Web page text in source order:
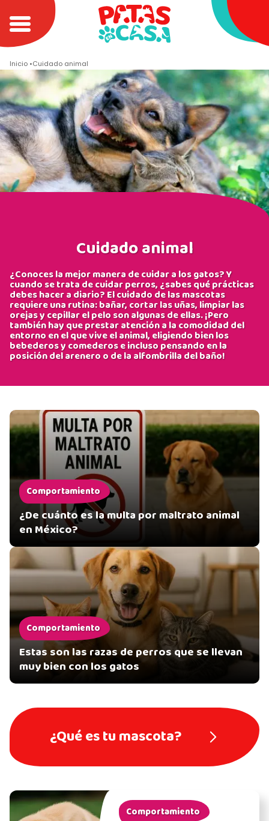
Inicio Cuidado animal
Cuidado animal
¿Conoces la mejor manera de cuidar a los gatos? Y
cuando se trata de cuidar perros, ¿sabes qué prácticas
debes hacer a diario? El cuidado de las mascotas
requiere una rutina: bañar, cortar las uñas, limpiar las
orejas y cepillar el pelo son algunas de ellas. ¡Pero
también hay que prestar atención a la comodidad del
entorno en el que vive el animal, eligiendo bien los
bebederos y comederos e incluso pensando en la
posición del arenero o de la alfombrilla del baño!
Comportamiento
¿De cuánto es la multa por maltrato animal
en México?
Comportamiento
Estas son las razas de perros que se llevan
muy bien con los gatos
¿Qué es tu mascota?
Comportamiento